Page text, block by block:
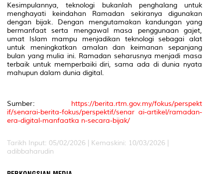
Kesimpulannya, teknologi bukanlah penghalang untuk
menghayati keindahan Ramadan sekiranya digunakan
dengan bijak. Dengan mengutamakan kandungan yang
bermanfaat serta mengawal masa penggunaan gajet,
umat Islam mampu menjadikan teknologi sebagai alat
untuk meningkatkan amalan dan keimanan sepanjang
bulan yang mulia ini. Ramadan seharusnya menjadi masa
terbaik untuk memperbaiki diri, sama ada di dunia nyata
mahupun dalam dunia digital.
Sumber: https://berita.rtm.gov.my/fokus/perspekt
if/senarai-berita-fokus/perspektif/senar ai-artikel/ramadan-
era-digital-manfaatka n-secara-bijak/
Tarikh Input: 05/02/2026 | Kemaskini: 10/03/2026 |
adibbaharudin